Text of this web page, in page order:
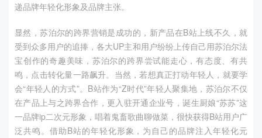
递品牌年轻化形象及品牌主张。
显然，苏泊尔的跨界营销是成功的，新产品在B站上线不久，就
受到众多用户的追捧，各大UP主和用户纷纷上传自己用苏泊尔法
宝创作的奇趣美味，苏泊尔的跨界尝试能走心，有态度、有共
鸣，点击转化量一路飙升。当然，若想真正打动年轻人，就要学
会“年轻人的方式”。 B站作为“Z时代”年轻人聚集地，苏泊尔不仅
在产品上与之跨界合作，更入驻开通企业号，诞生厨娘“苏苏”这
一品牌ip二次元形象，唱着鬼畜歌曲聊做菜，很快获得B站用户广
泛共鸣。借助B站的年轻化形象，为自己的品牌注入年轻化元